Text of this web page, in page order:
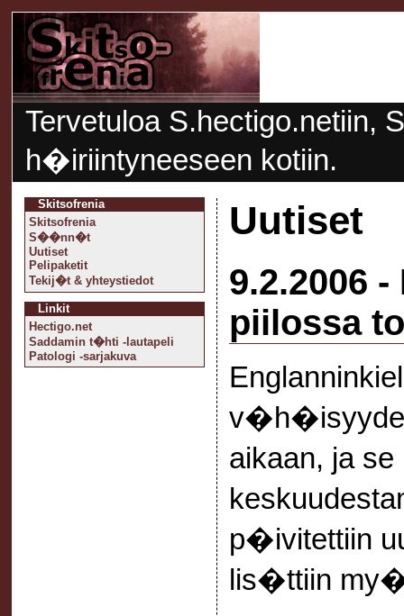
Tervetuloa S.hectigo.netiin,
h�iriintyneeseen kotiin.
Skitsofrenia
Skitsofrenia
S��nn�t
Uutiset
Pelipaketit
Tekij�t & yhteystiedot
Linkit
Hectigo.net
Saddamin t�hti -lautapeli
Patologi -sarjakuva
Uutiset
9.2.2006
piilossa
aikaan, ja
p�ivitettiin
lis�ttiin